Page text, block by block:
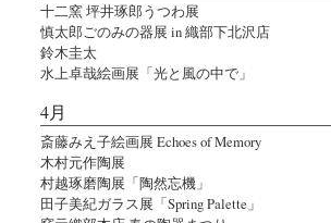
十二窯 坪井琢郎うつわ展
慎太郎ごのみの器展 in 織部下北沢店
鈴木圭太
水上卓哉絵画展「光と風の中で」
4月
斎藤みえ子絵画展 Echoes of Memory
木村元作陶展
村越琢磨陶展「陶然忘機」
田子美紀ガラス展「Spring Palette」